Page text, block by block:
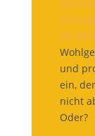
und
ein,
nicht
Oder?